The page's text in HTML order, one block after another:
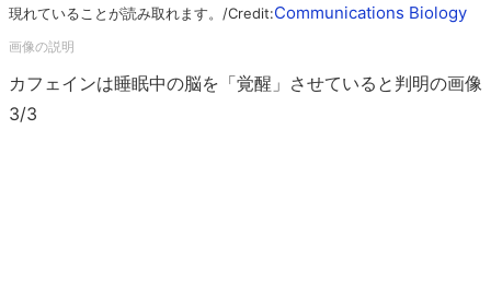
現れていることが読み取れます。/Credit:Communications Biology
カフェインは睡眠中の脳を「覚醒」させていると判明の画像
3/3